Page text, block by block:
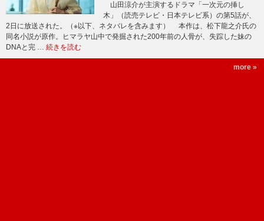
山田涼介が主演するドラマ「一次元の挿し
木」（読売テレビ・日本テレビ系）の第5話が、
2日に放送された。（※以下、ネタバレを含みます） 本作は、松下龍之介氏の
同名小説が原作。ヒマラヤ山中で発掘された200年前の人骨が、失踪した妹の
DNAと完 … 続きを読む
more »